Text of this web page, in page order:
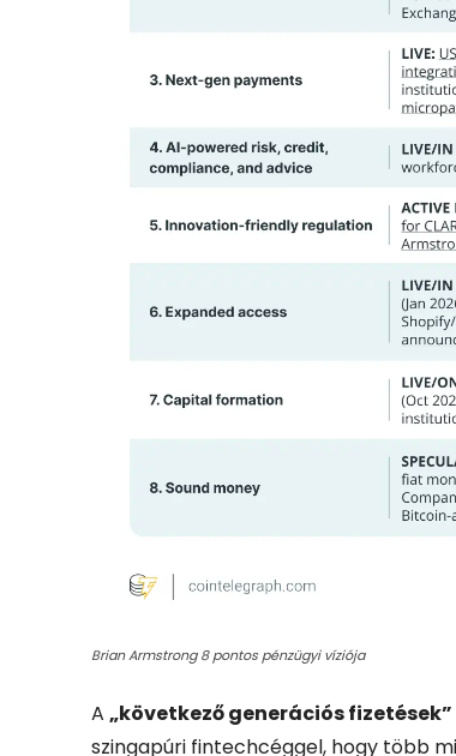
Brian Armstrong 8 pontos pénzügyi víziója
A „következő generációs fizetések”
szingapúri fintechcéggel, hogy több